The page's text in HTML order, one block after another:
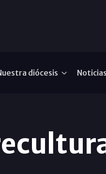
diócesis Noticias